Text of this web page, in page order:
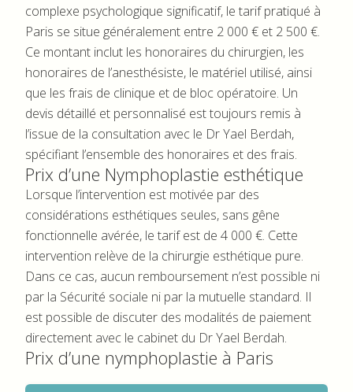
complexe psychologique significatif, le tarif pratiqué à
Paris se situe généralement entre 2 000 € et 2 500 €.
Ce montant inclut les honoraires du chirurgien, les
honoraires de l’anesthésiste, le matériel utilisé, ainsi
que les frais de clinique et de bloc opératoire. Un
devis détaillé et personnalisé est toujours remis à
l’issue de la consultation avec le Dr Yael Berdah,
spécifiant l’ensemble des honoraires et des frais.
Prix d’une Nymphoplastie esthétique
Lorsque l’intervention est motivée par des
considérations esthétiques seules, sans gêne
fonctionnelle avérée, le tarif est de 4 000 €. Cette
intervention relève de la chirurgie esthétique pure.
Dans ce cas, aucun remboursement n’est possible ni
par la Sécurité sociale ni par la mutuelle standard. Il
est possible de discuter des modalités de paiement
directement avec le cabinet du Dr Yael Berdah.
Prix d’une nymphoplastie à Paris